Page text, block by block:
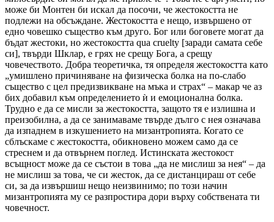
може би Монтен би искал да посочи, че жестокостта не
подлежи на обсъждане. Жестокостта е нещо, извършено от
едно човешко същество към друго. Бог или боговете могат да
бъдат жестоки, но жестокостта qua cruelty [заради самата себе
си], твърди Шклар, е грях не срещу Бога, а срещу
човечеството. Добра теоретичка, тя определя жестокостта като
„умишлено причиняване на физическа болка на по-слабо
същество с цел предизвикване на мъка и страх“ – макар че аз
бих добавил към определението ѝ и емоционална болка.
Трудно е да се мисли за жестокостта, защото тя е излишна и
преизобилна, а да се занимаваме твърде дълго с нея означава
да изпаднем в изкушението на мизантропията. Когато се
сблъскаме с жестокостта, обикновено можем само да се
стреснем и да отвърнем поглед. Истинската жестокост
всъщност може да се състои в това „да не мислиш за нея“ – да
не мислиш за това, че си жесток, да се дистанцираш от себе
си, за да извършиш нещо неизвинимо; по този начин
мизантропията му се разпростира дори върху собствената ти
човечност.